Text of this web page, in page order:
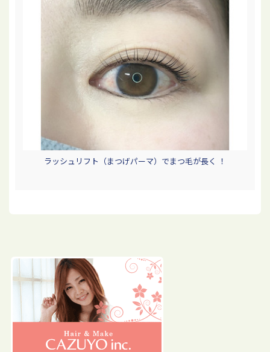
ラッシュリフト（まつげパーマ）でまつ毛が長く ！